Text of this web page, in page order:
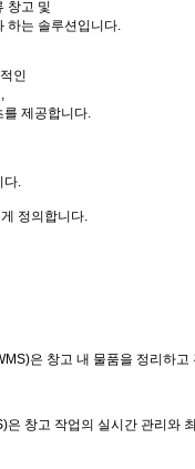
창고 및
하는 솔루션입니다.
인
를 제공합니다.
다.
정의합니다.
은 창고 내 물품을 정리하고
창고 작업의 실시간 관리와